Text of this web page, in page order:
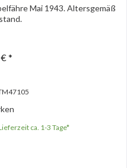
Mai 1943. Altersgemäß
*
ca. 1-3 Tage*